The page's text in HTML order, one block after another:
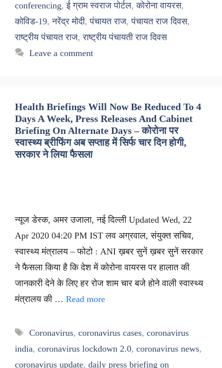
conferencing,ई ग्राम स्वराज पोर्टल,कोरोना वायरस,
कोविड-19,नरेंद्र मोदी,पंचायत राज,पंचायत राज दिवस,
राष्ट्रीय पंचायत राज,राष्ट्रीय पंचायती राज दिवस
Leave a comment
Health Briefings Will Now Be Reduced To 4
Days A Week, Press Releases And Cabinet
Briefing On Alternate Days – कोरोना पर
स्वास्थ्य ब्रीफिंग अब सप्ताह में सिर्फ चार दिन होगी,
सरकार ने लिया फैसला
न्यूज डेस्क, अमर उजाला, नई दिल्ली Updated Wed, 22
Apr 2020 04:20 PM IST लव अग्रवाल, संयुक्त सचिव,
स्वास्थ्य मंत्रालय – फोटो : ANI ख़बर सुनें ख़बर सुनें सरकार
ने फैसला किया है कि देश में कोरोना वायरस पर हालात की
जानकारी देने के लिए हर रोज शाम चार बजे होने वाली स्वास्थ्य
मंत्रालय की … Read more
Tags
Coronavirus, coronavirus cases, coronavirus
india, coronavirus lockdown 2.0, coronavirus news,
coronavirus update, daily press briefing on